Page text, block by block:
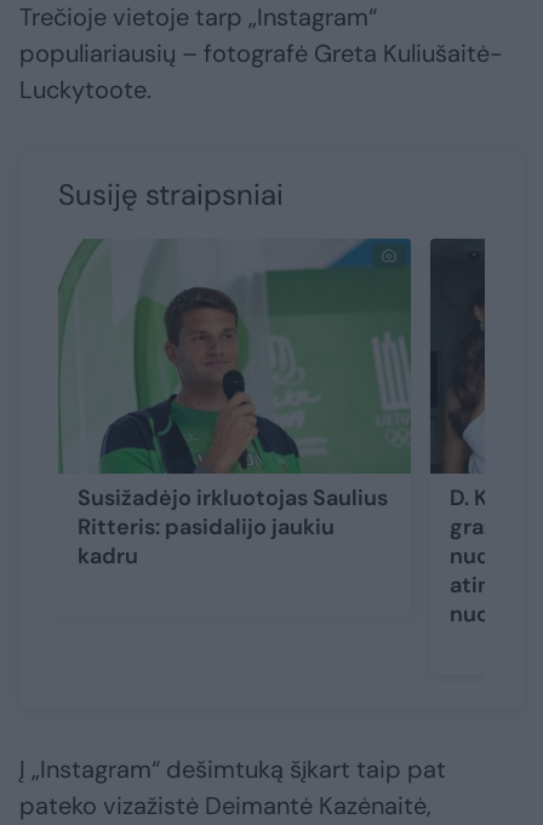
Trečioje vietoje tarp „Instagram“
populiariausių – fotografė Greta Kuliušaitė-
Luckytoote.
Susiję straipsniai
Susižadėjo irkluotojas Saulius
Ritteris: pasidalijo jaukiu
kadru
D.
nuo
Į „Instagram“ dešimtuką šįkart taip pat
pateko vizažistė Deimantė Kazėnaitė,